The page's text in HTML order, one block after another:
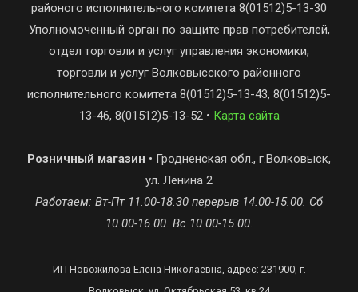
районого исполнительного комитета 8(01512)5-13-30
Уполномоченный орган по защите прав потребителей,
отдел торговли и услуг управления экономики,
торговли и услуг Волковысского районного
исполнительного комитета 8(01512)5-13-43, 8(01512)5-
13-46, 8(01512)5-13-52 • Карта сайта
Розничный магазин • Гродненская обл., г.Волковыск,
ул. Ленина 2
Работаем: Вт-Пт 11.00-18.30 перерыв 14.00-15.00. Сб
10.00-16.00. Вс 10.00-15.00.
ИП Новожилова Елена Николаевна, адрес: 231900, г.